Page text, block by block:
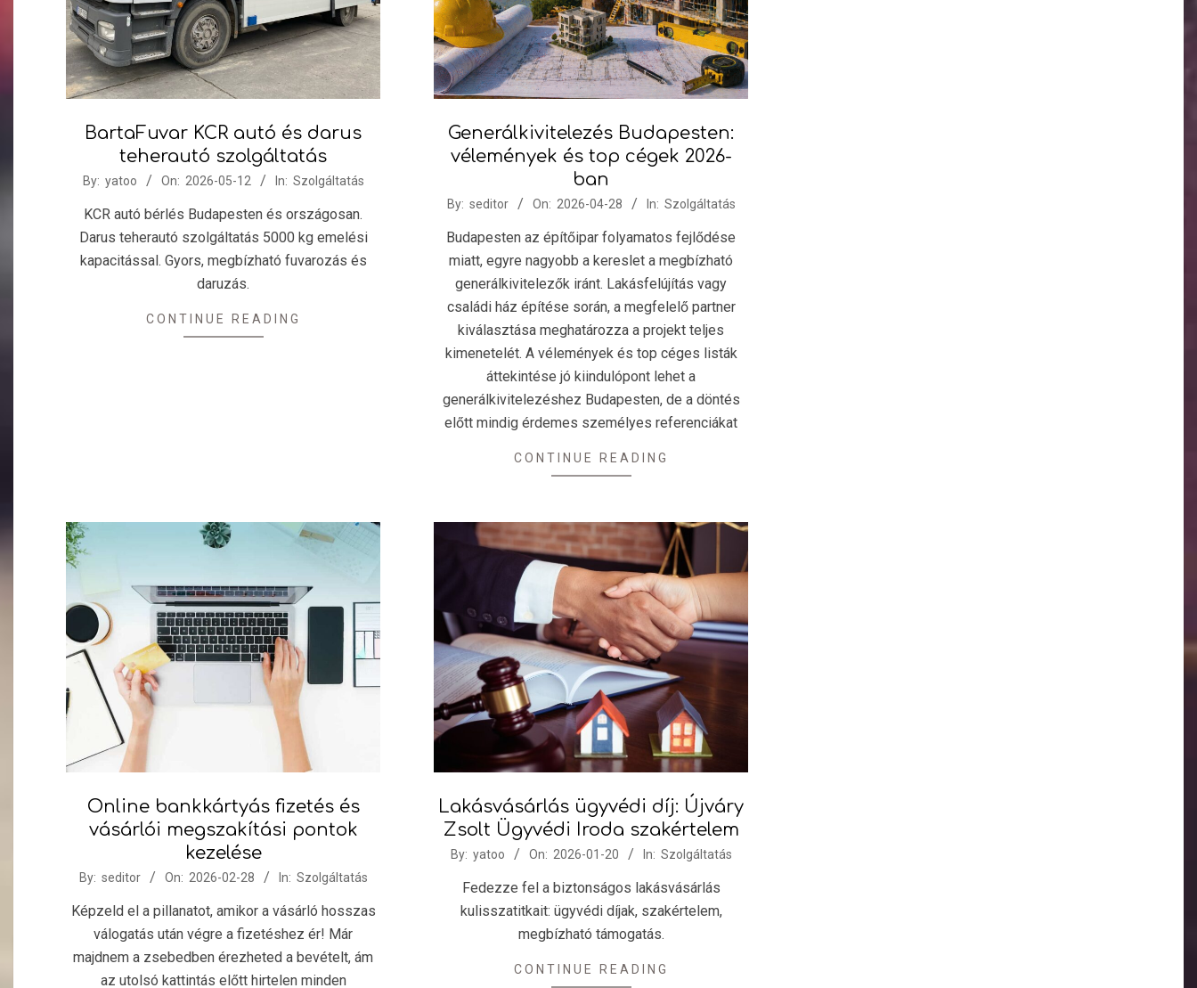
BartaFuvar KCR autó és darus
teherautó szolgáltatás
2026-
By: yatoo On: 2026-05-12 In: Szolgáltatás
KCR autó bérlés Budapesten és országosan.
Darus teherautó szolgáltatás 5000 kg emelési
kapacitással. Gyors, megbízható fuvarozás és
daruzás.
CONTINUE READING
Generálkivitelezés Budapesten:
vélemények és top cégek 2026-
ban
2026-
28
By: seditor On: 2026-04-28 In: Szolgáltatás
Budapesten az építőipar folyamatos fejlődése
miatt, egyre nagyobb a kereslet a megbízható
generálkivitelezők iránt. Lakásfelújítás vagy
családi ház építése során, a megfelelő partner
kiválasztása meghatározza a projekt teljes
kimenetelét. A vélemények és top céges listák
áttekintése jó kiindulópont lehet a
generálkivitelezéshez Budapesten, de a döntés
előtt mindig érdemes személyes referenciákat
CONTINUE READING
Online bankkártyás fizetés és
vásárlói megszakítási pontok
kezelése
2026-
By: seditor On: 2026-02-28 In: Szolgáltatás
Képzeld el a pillanatot, amikor a vásárló hosszas
válogatás után végre a fizetéshez ér! Már
majdnem a zsebedben érezheted a bevételt, ám
az utolsó kattintás előtt hirtelen minden
Lakásvásárlás ügyvédi díj: Újváry
Zsolt Ügyvédi Iroda szakértelem
2026-
By: yatoo On: 2026-01-20 In: Szolgáltatás
Fedezze fel a biztonságos lakásvásárlás
kulisszatitkait: ügyvédi díjak, szakértelem,
megbízható támogatás.
CONTINUE READING